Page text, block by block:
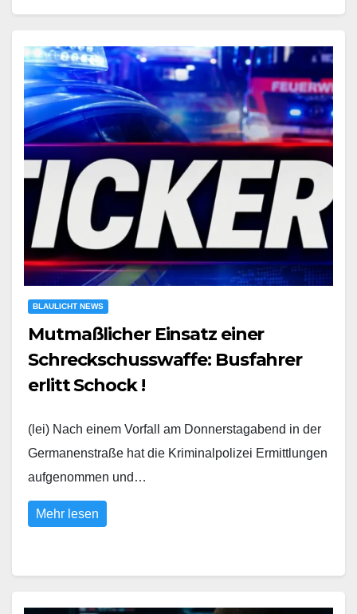
BLAULICHT NEWS
Mutmaßlicher Einsatz einer
Schreckschusswaffe: Busfahrer
erlitt Schock !
(lei) Nach einem Vorfall am Donnerstagabend in der
Germanenstraße hat die Kriminalpolizei Ermittlungen
aufgenommen und…
Mehr lesen